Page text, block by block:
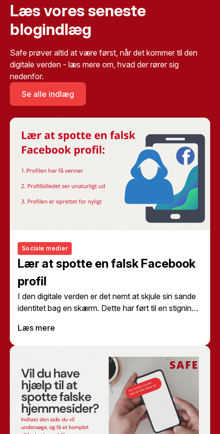
Læs vores seneste
blogindlæg
Safe prøver altid at være først, når det kommer til den
digitale verden - læs mere om, hvad der rører sig
nedenfor.
Se alle indlæg
Sociale medier
Lær at spotte en falsk Facebook
profil
I den digitale verden er det nemt at skjule sin sande
identitet bag en skærm. Dette har ført til en stigning i
Facebook. Disse profiler kan bruges til alt fra
og svindel. Men hvordan kan du
spotte en falsk Facebook profil? Her er nogle gode
råd fra Safe.
Læs mere